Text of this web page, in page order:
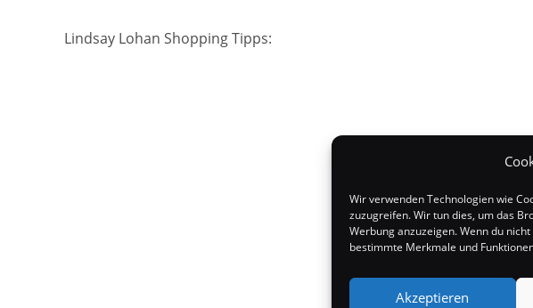
Wir verwenden Technologien wie
zuzugreifen. Wir tun dies, um das
Werbung anzuzeigen. Wenn du
bestimmte Merkmale und
Akzeptieren
Lindsay Lohan Shopping Tipps: